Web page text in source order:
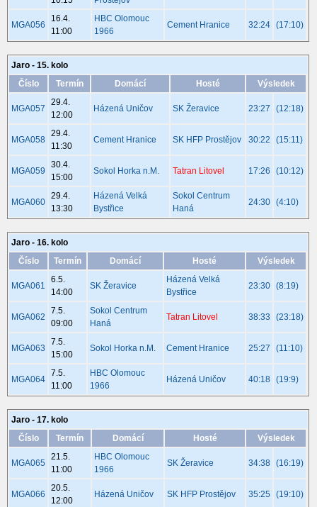
MGA056
16.4.
11:00
HBC Olomouc
1966
Cement Hranice 32:24 (17:10)
Jaro - 15. kolo
Číslo
Termín Domácí Hosté Výsledek
MGA057
29.4.
12:00
Házená Uničov SK Žeravice 23:27 (12:18)
MGA058
29.4.
11:30
Cement Hranice SK HFP Prostějov 30:22 (15:11)
MGA059
30.4.
15:00
Sokol Horka n.M. Tatran Litovel 17:26 (10:12)
MGA060
29.4.
13:30
Házená Velká
Bystřice
Sokol Centrum
Haná
24:30 (4:10)
Jaro - 16. kolo
Číslo
Termín Domácí Hosté Výsledek
MGA061
6.5.
14:00
SK Žeravice
Házená Velká
Bystřice
23:30 (8:19)
MGA062
7.5.
09:00
Sokol Centrum
Haná
Tatran Litovel 38:33 (23:18)
MGA063
7.5.
15:00
Sokol Horka n.M. Cement Hranice 25:27 (11:10)
MGA064
7.5.
11:00
HBC Olomouc
1966
Házená Uničov 40:18 (19:9)
Jaro - 17. kolo
Číslo
Termín Domácí Hosté Výsledek
MGA065
21.5.
11:00
HBC Olomouc
1966
SK Žeravice 34:38 (16:19)
MGA066
20.5.
12:00
Házená Uničov SK HFP Prostějov 35:25 (19:10)